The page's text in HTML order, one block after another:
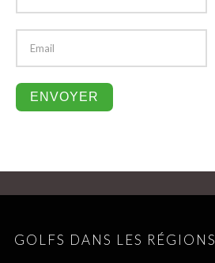
GOLFS DANS LES RÉGIONS